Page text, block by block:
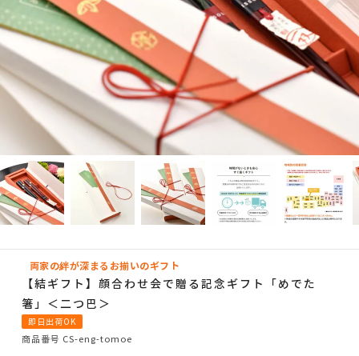
両家の絆が深まるお揃いのギフト
【結ギフト】顔合わせ会で贈る記念ギフト「めでた
箸」＜二つ巴＞
即日出荷OK
商品番号 CS-eng-tomoe